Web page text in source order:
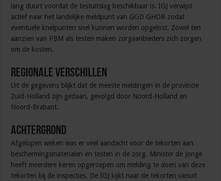
lang duurt voordat de testuitslag beschikbaar is. IGJ verwijst
actief naar het landelijke meldpunt van GGD GHOR zodat
eventuele knelpunten snel kunnen worden opgelost. Zowel ten
aanzien van PBM als testen maken zorgaanbieders zich zorgen
om de kosten.
Regionale verschillen
Uit de gegevens blijkt dat de meeste meldingen in de provincie
Zuid-Holland zijn gedaan, gevolgd door Noord-Holland en
Noord-Brabant.
Achtergrond
Afgelopen weken was er veel aandacht voor de tekorten aan
beschermingsmaterialen en testen in de zorg. Minister de Jonge
heeft meerdere keren opgeroepen om melding te doen van deze
tekorten bij de inspecties. De IGJ kijkt naar de tekorten vanuit